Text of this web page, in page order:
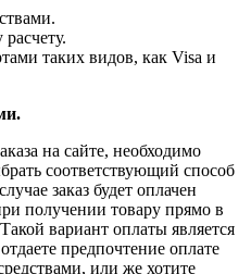
таких видов, как Visa и
на сайте, необходимо
соответствующий способ
заказ будет оплачен
получении товару прямо в
вариант оплаты является
предпочтение оплате
или же хотите